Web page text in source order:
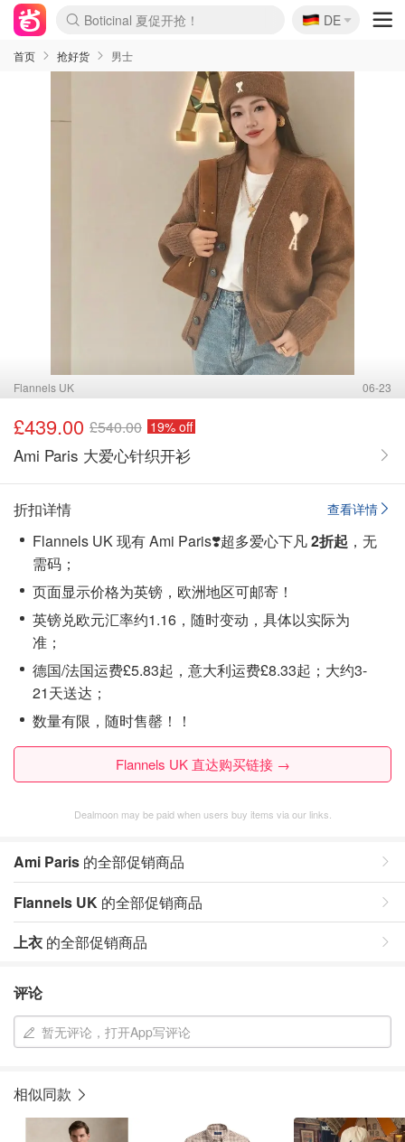
Boticinal 夏促开抢！
4折！lulu周四疯狂上新
还没结束！&OtherStories大促
Joybuy变相75折 随时失效
速领！Stanley独家85折
疑似霸哥！Camper额外叠85折
Zalando 奥莱闪促！每日更新
Moncler反季囤！5折起+叠9折
Coach Brooklyn仅€192
🇩🇪
DE
首页 抢好货 男士
Flannels UK 06-23
£439.00 £540.00 19% off
Ami Paris 大爱心针织开衫
查看详情
折扣详情
Flannels UK 现有 Ami Paris❣️超多爱心下凡2折起 ，无
需码；
页面显示价格为英镑，欧洲地区可邮寄！
英镑兑欧元汇率约1.16，随时变动，具体以实际为
准；
德国/法国运费£5.83起，意大利运费£8.33起；大约3-
21天送达；
数量有限，随时售罄！！
Flannels UK 直达购买链接 →
Dealmoon may be paid when users buy items via our links.
Ami Paris 的全部促销商品
Flannels UK 的全部促销商品
上衣 的全部促销商品
评论
暂无评论，打开App写评论
相似同款